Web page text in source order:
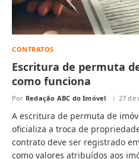
CONTRATOS
Escritura de permuta
como funciona
Por Redação ABC do Imóvel 27 de
A escritura de permuta de
oficializa a troca de
contrato deve ser registrado
como valores atribuídos aos